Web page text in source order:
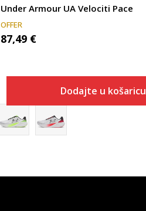
Under Armour UA Velociti Pace
OFFER
87,49 €
Dodajte u košaricu